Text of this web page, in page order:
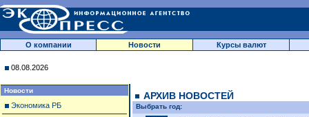
О компании Новости Курсы валют
08.08.2026
Новости
Экономика РБ
АРХИВ НОВОСТЕЙ
Выбрать год: